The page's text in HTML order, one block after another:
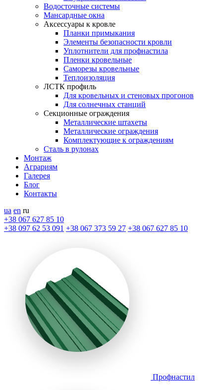
Водосточные системы
Мансардные окна
Аксессуары к кровле
Планки примыкания
Элементы безопасности кровли
Уплотнители для профнастила
Пленки кровельные
Саморезы кровельные
Теплоизоляция
ЛСТК профиль
Для кровельных и стеновых прогонов
Для солнечных станций
Секционные ограждения
Металлические штахеты
Металлические ограждения
Комплектующие к ограждениям
Сталь в рулонах
Монтаж
Аграриям
Галерея
Блог
Контакты
ua en ru
+38 067 627 85 10
+38 097 62 53 091 +38 067 373 59 27 +38 067 627 85 10
Профнастил